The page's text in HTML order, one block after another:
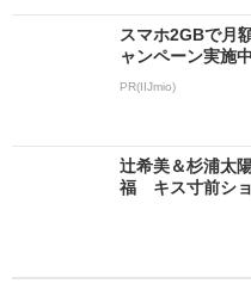
スマホ2GBで月
ャンペーン実施
PR(IIJmio)
辻希美＆杉浦太
福 キス寸前シ